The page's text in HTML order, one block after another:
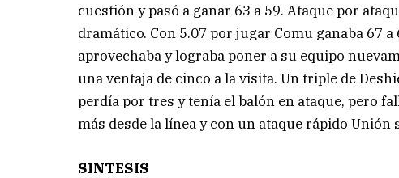
cuestión y pasó a ganar 63 a 59. Ataque por
dramático. Con 5.07 por jugar Comu ganaba 67
aprovechaba y lograba poner a su equipo
una ventaja de cinco a la visita. Un triple de
perdía por tres y tenía el balón en ataque, pero
más desde la línea y con un ataque rápido Unión
SINTESIS